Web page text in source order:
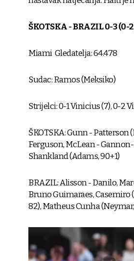
ŠKOTSKA - BRAZIL 0-3 (0-
Miami Gledatelja: 64.478
Sudac: Ramos (Meksiko)
Strijelci: 0-1 Vinicius (7), 0-2
ŠKOTSKA: Gunn - Patterson
Ferguson, McLean -
Shankland (Adams, 90+1)
BRAZIL: Alisson - Danilo,
Bruno Guimaraes, Casemiro
82), Matheus Cunha